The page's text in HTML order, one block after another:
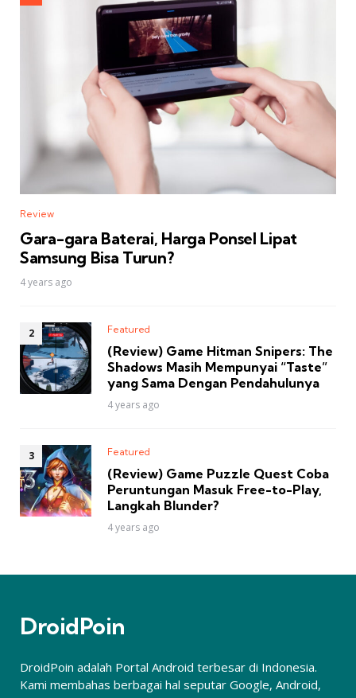
Review
Gara-gara Baterai, Harga Ponsel Lipat
Samsung Bisa Turun?
4 years ago
Featured
(Review) Game Hitman Snipers: The
Shadows Masih Mempunyai “Taste”
yang Sama Dengan Pendahulunya
4 years ago
Featured
(Review) Game Puzzle Quest Coba
Peruntungan Masuk Free-to-Play,
Langkah Blunder?
4 years ago
DroidPoin
DroidPoin adalah Portal Android terbesar di Indonesia.
Kami membahas berbagai hal seputar Google, Android,